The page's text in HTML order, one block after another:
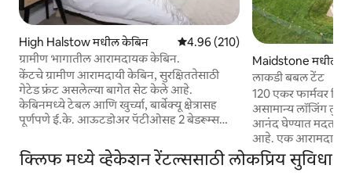
High Halstow मधील केबिन 5 पैकी 4.96 सरासरी रेटिंग, 210 रिव्ह्यूज
4.96 (210)
ग्रामीण भागातील आरामदायक केबिन.
केंटचे ग्रामीण आरामदायी केबिन, सुरक्षिततेसाठी
गेटेड फ्रंट असलेल्या बागेत सेट केले आहे.
केबिनमध्ये टेबल आणि खुर्च्या, बार्बेक्यू क्षेत्रासह
पूर्णपणे ई.के. आऊटडोअर पॅटीओसह 2 बेडरूम्स
पोहोचण्याच्या आत केबिन 18 मिनिटांच्या अंतरावर
आहे. एब्सफ्लीट स्ट्रीटपासून 17 मिनिटांत लंडन सेंट
Maidstone मधील
वास्तव्याची जागा
लाकडी बबल टेंट
120 एकर फार्मवर
असामान्य लॉजिंग
आनंद घेण्यात मदत
आहे. एक आरामदायक
स्वच्छ टॉवेल्स आणि
बेडवर झोपा आणि
क्लिफ मध्ये व्हेकेशन रेंटल्ससाठी लोकप्रिय सुविधा